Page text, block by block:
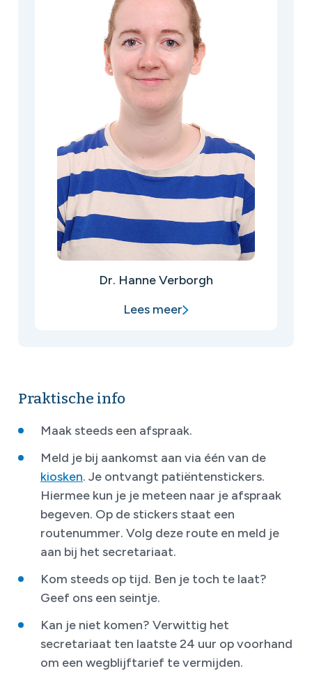
Dr. Hanne Verborgh
Lees meer
Praktische info
Maak steeds een afspraak.
Meld je bij aankomst aan via één van de
kiosken. Je ontvangt patiëntenstickers.
Hiermee kun je je meteen naar je afspraak
begeven. Op de stickers staat een
routenummer. Volg deze route en meld je
aan bij het secretariaat.
Kom steeds op tijd. Ben je toch te laat?
Geef ons een seintje.
Kan je niet komen? Verwittig het
secretariaat ten laatste 24 uur op voorhand
om een wegblijftarief te vermijden.